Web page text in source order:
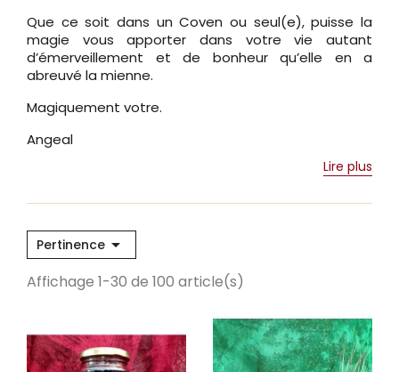
Que ce soit dans un Coven ou seul(e), puisse la
magie vous apporter dans votre vie autant
d’émerveillement et de bonheur qu’elle en a
abreuvé la mienne.
Magiquement votre.
Angeal
Lire plus
Pertinence 
Affichage 1-30 de 100 article(s)